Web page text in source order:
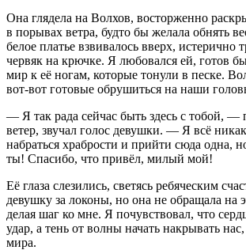
Она глядела на Волхов, восторженно
в порывах ветра, будто бы желала обнять
белое платье взвивалось вверх, истерично
червяк на крючке. Я любовался ей, готов
мир к её ногам, которые тонули в песке.
вот-вот готовые обрушиться на наши
— Я так рада сейчас быть здесь с тобой, —
ветер, звучал голос девушки. — Я всё
набраться храбрости и прийти сюда одна,
ты! Спасибо, что привёл, милый мой!
Её глаза слезились, светясь ребяческим
девушку за локоны, но она не обращала на
делая шаг ко мне. Я почувствовал, что
удар, а тень от волны начать накрывать
мира.